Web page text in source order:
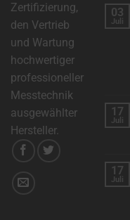
Zertifizierung,
den Vertrieb
und Wartung
hochwertiger
professioneller
Messtechnik
ausgewählter
Hersteller.
03
Juli
17
Juli
17
Juli